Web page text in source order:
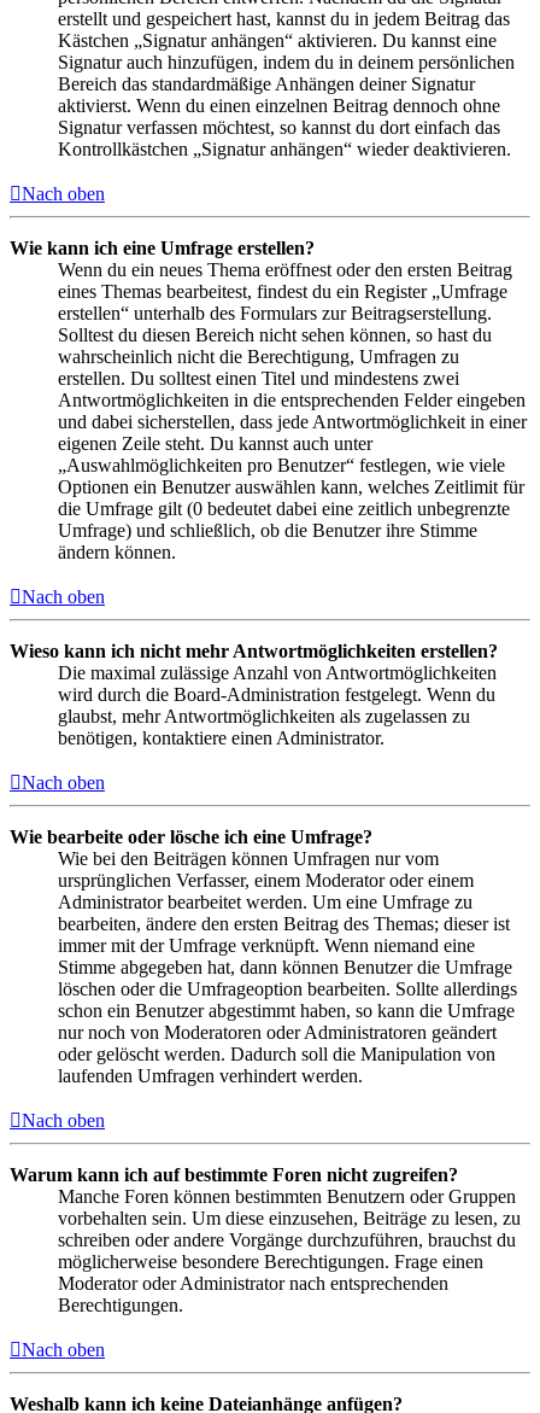
erstellt und gespeichert hast, kannst du in jedem Beitrag das
Kästchen „Signatur anhängen“ aktivieren. Du kannst eine
Signatur auch hinzufügen, indem du in deinem persönlichen
Bereich das standardmäßige Anhängen deiner Signatur
aktivierst. Wenn du einen einzelnen Beitrag dennoch ohne
Signatur verfassen möchtest, so kannst du dort einfach das
Kontrollkästchen „Signatur anhängen“ wieder deaktivieren.
Nach oben
Wie kann ich eine Umfrage erstellen?
Wenn du ein neues Thema eröffnest oder den ersten Beitrag
eines Themas bearbeitest, findest du ein Register „Umfrage
erstellen“ unterhalb des Formulars zur Beitragserstellung.
Solltest du diesen Bereich nicht sehen können, so hast du
wahrscheinlich nicht die Berechtigung, Umfragen zu
erstellen. Du solltest einen Titel und mindestens zwei
Antwortmöglichkeiten in die entsprechenden Felder eingeben
und dabei sicherstellen, dass jede Antwortmöglichkeit in einer
eigenen Zeile steht. Du kannst auch unter
„Auswahlmöglichkeiten pro Benutzer“ festlegen, wie viele
Optionen ein Benutzer auswählen kann, welches Zeitlimit für
die Umfrage gilt (0 bedeutet dabei eine zeitlich unbegrenzte
Umfrage) und schließlich, ob die Benutzer ihre Stimme
ändern können.
Nach oben
Wieso kann ich nicht mehr Antwortmöglichkeiten erstellen?
Die maximal zulässige Anzahl von Antwortmöglichkeiten
wird durch die Board-Administration festgelegt. Wenn du
glaubst, mehr Antwortmöglichkeiten als zugelassen zu
benötigen, kontaktiere einen Administrator.
Nach oben
Wie bearbeite oder lösche ich eine Umfrage?
Wie bei den Beiträgen können Umfragen nur vom
ursprünglichen Verfasser, einem Moderator oder einem
Administrator bearbeitet werden. Um eine Umfrage zu
bearbeiten, ändere den ersten Beitrag des Themas; dieser ist
immer mit der Umfrage verknüpft. Wenn niemand eine
Stimme abgegeben hat, dann können Benutzer die Umfrage
löschen oder die Umfrageoption bearbeiten. Sollte allerdings
schon ein Benutzer abgestimmt haben, so kann die Umfrage
nur noch von Moderatoren oder Administratoren geändert
oder gelöscht werden. Dadurch soll die Manipulation von
laufenden Umfragen verhindert werden.
Nach oben
Warum kann ich auf bestimmte Foren nicht zugreifen?
Manche Foren können bestimmten Benutzern oder Gruppen
vorbehalten sein. Um diese einzusehen, Beiträge zu lesen, zu
schreiben oder andere Vorgänge durchzuführen, brauchst du
möglicherweise besondere Berechtigungen. Frage einen
Moderator oder Administrator nach entsprechenden
Berechtigungen.
Nach oben
Weshalb kann ich keine Dateianhänge anfügen?